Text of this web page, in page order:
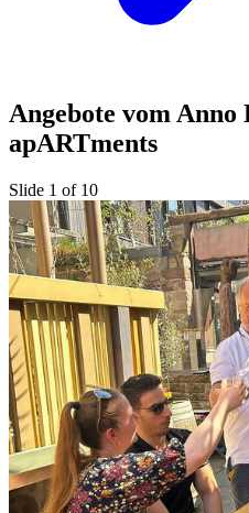
Angebote vom Anno
apARTments
Slide 1 of 10